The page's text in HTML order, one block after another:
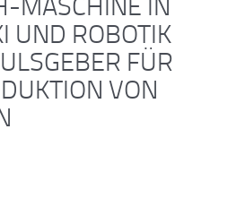
UND ROBOTIK
FÜR
VON